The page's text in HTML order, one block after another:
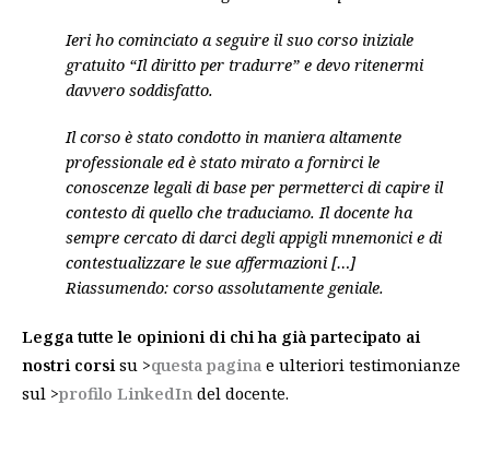
Ieri ho cominciato a seguire il suo corso iniziale
gratuito “Il diritto per tradurre” e devo ritenermi
davvero soddisfatto.
Il corso è stato condotto in maniera altamente
professionale ed è stato mirato a fornirci le
conoscenze legali di base per permetterci di capire il
contesto di quello che traduciamo. Il docente ha
sempre cercato di darci degli appigli mnemonici e di
contestualizzare le sue affermazioni […]
Riassumendo: corso assolutamente geniale.
Legga tutte le opinioni di chi ha già partecipato ai
nostri corsisu >questa pagina e ulteriori testimonianze
sul >profilo LinkedIn del docente.